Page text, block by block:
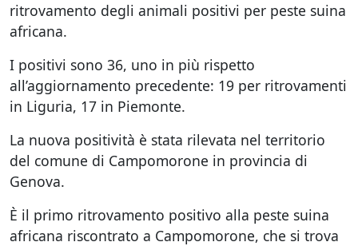
ritrovamento degli animali positivi per peste suina
africana.
I positivi sono 36, uno in più rispetto
all’aggiornamento precedente: 19 per ritrovamenti
in Liguria, 17 in Piemonte.
La nuova positività è stata rilevata nel territorio
del comune di Campomorone in provincia di
Genova.
È il primo ritrovamento positivo alla peste suina
africana riscontrato a Campomorone, che si trova